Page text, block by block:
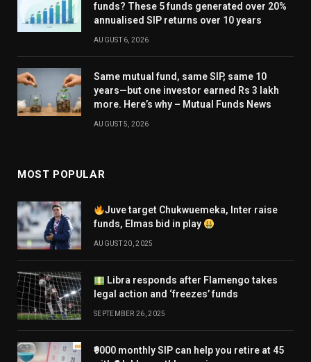
funds? These 5 funds generated over 20%
annualised SIP returns over 10 years
AUGUST 6, 2026
Same mutual fund, same SIP, same 10
years—but one investor earned Rs 3 lakh
more. Here’s why – Mutual Funds News
AUGUST 5, 2026
MOST POPULAR
Juve target Chukwuemeka, Inter raise
funds, Elmas bid in play
AUGUST 20, 2025
Libra responds after Flamengo takes
legal action and ‘freezes’ funds
SEPTEMBER 26, 2025
₹9000 monthly SIP can help you retire at 45